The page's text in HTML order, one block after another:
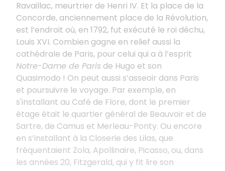
Ravaillac, meurtrier de Henri IV. Et la place de la
Concorde, anciennement place de la Révolution,
est l’endroit où, en 1792, fut exécuté le roi déchu,
Louis XVI. Combien gagne en relief aussi la
cathédrale de Paris, pour celui qui a à l’esprit
Notre-Dame de Paris de Hugo et son
Quasimodo ! On peut aussi s’asseoir dans Paris
et poursuivre le voyage. Par exemple, en
s'installant au Café de Flore, dont le premier
étage était le quartier général de Beauvoir et de
Sartre, de Camus et Merleau-Ponty. Ou encore
en s’installant à la Closerie des Lilas, que
fréquentaient Zola, Apollinaire, Picasso, ou, dans
les années 20, Fitzgerald, qui y fit lire son